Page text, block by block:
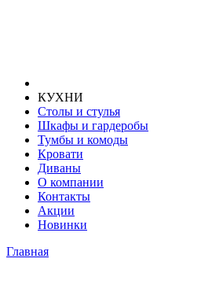
КУХНИ
Столы и стулья
Шкафы и гардеробы
Тумбы и комоды
Кровати
Диваны
О компании
Контакты
Акции
Новинки
Главная